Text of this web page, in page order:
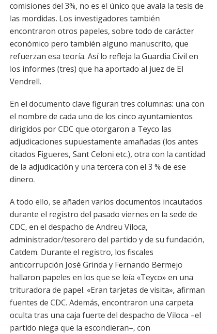
comisiones del 3%, no es el único que avala la tesis de
las mordidas. Los investigadores también
encontraron otros papeles, sobre todo de carácter
económico pero también alguno manuscrito, que
refuerzan esa teoría. Así lo refleja la Guardia Civil en
los informes (tres) que ha aportado al juez de El
Vendrell.
En el documento clave figuran tres columnas: una con
el nombre de cada uno de los cinco ayuntamientos
dirigidos por CDC que otorgaron a Teyco las
adjudicaciones supuestamente amañadas (los antes
citados Figueres, Sant Celoni etc.), otra con la cantidad
de la adjudicación y una tercera con el 3 % de ese
dinero.
A todo ello, se añaden varios documentos incautados
durante el registro del pasado viernes en la sede de
CDC, en el despacho de Andreu Viloca,
administrador/tesorero del partido y de su fundación,
Catdem. Durante el registro, los fiscales
anticorrupción José Grinda y Fernando Bermejo
hallaron papeles en los que se leía «Teyco» en una
trituradora de papel. «Eran tarjetas de visita», afirman
fuentes de CDC. Además, encontraron una carpeta
oculta tras una caja fuerte del despacho de Viloca –el
partido niega que la escondieran–, con